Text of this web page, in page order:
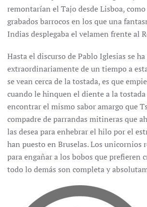
remontarían el Tajo desde Lisboa,
grabados barrocos en los que una
Indias desplegaba el velamen frente al
Hasta el discurso de Pablo Iglesias se
extraordinariamente de un tiempo a
se vean cerca de la tostada, es que
cuando le hinquen el diente a la
encontrar el mismo sabor amargo que
compadre de parrandas mitineras que
las desea para enhebrar el hilo por el
han puesto en Bruselas. Los unicornios
para engañar a los bobos que prefieren
todo lo demás son completa y